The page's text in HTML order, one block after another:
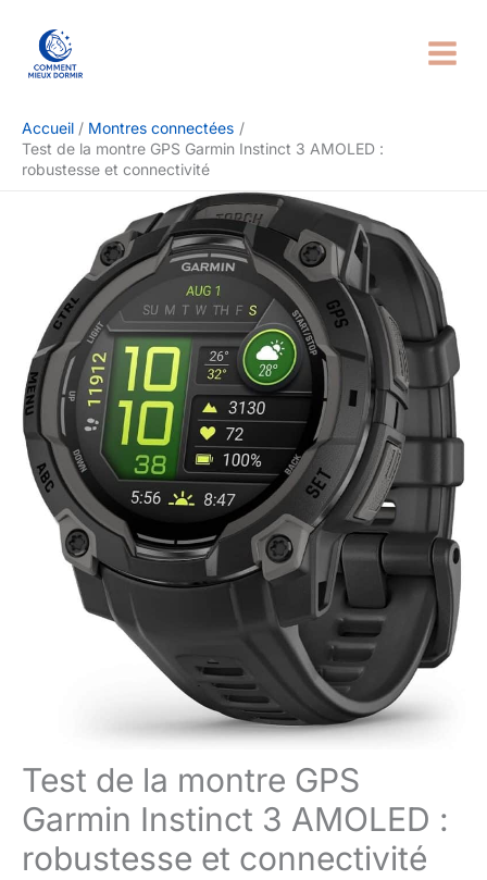
contenu
Accueil
Montres connectées
Test de la montre GPS Garmin Instinct 3 AMOLED :
robustesse et connectivité
Test de la montre GPS
Garmin Instinct 3 AMOLED :
robustesse et connectivité